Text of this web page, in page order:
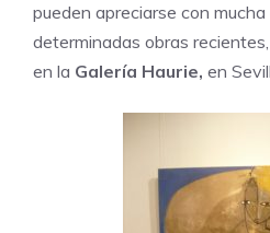
pueden apreciarse con mucha
determinadas obras
en la Galería Haurie, en